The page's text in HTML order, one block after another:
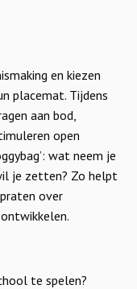
en kiezen
placemat. Tijdens
aan bod,
open
wat neem je
je zetten? Zo helpt
over
te spelen?